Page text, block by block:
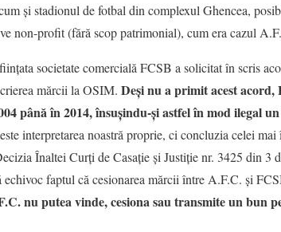
și stadionul de fotbal din complexul Ghencea,
non-profit (fără scop patrimonial), cum era cazul
societate comercială FCSB a solicitat în scris
mărcii la OSIM. Deși nu a primit acest
până în 2014, însușindu-și astfel în mod ilegal
interpretarea noastră proprie, ci concluzia celei
Înaltei Curți de Casație și Justiție nr. 3425 din 3
faptul că cesionarea mărcii între A.F.C. și
nu putea vinde, cesiona sau transmite un bun